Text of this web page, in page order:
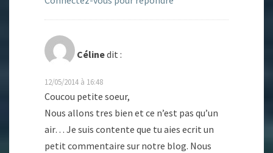
Célinedit :
12/05/2014 à 16:48
Coucou petite soeur,
Nous allons tres bien et ce n’est pas qu’un
air… Je suis contente que tu aies ecrit un
petit commentaire sur notre blog. Nous